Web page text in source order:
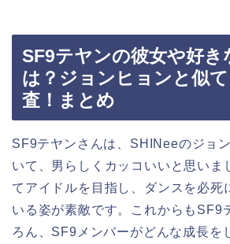
SF9テヤンの彼女や好き
は？ジョンヒョンと似
査！まとめ
SF9テヤンさんは、SHINeeのジョ
いて、男らしくカッコいいと思いま
てアイドルを目指し、ダンスを必死
いる姿が素敵です。これからもSF9
ろん、SF9メンバーがどんな成長を